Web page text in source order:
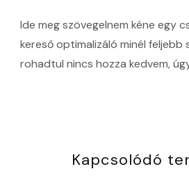
Ide meg szövegelnem kéne egy
kereső optimalizáló minél feljebb
rohadtul nincs hozza kedvem,
Kapcsolódó